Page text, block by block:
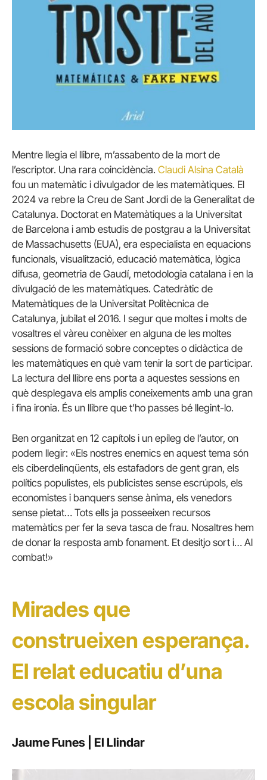
Mentre llegia el llibre, m’assabento de la mort de
l’escriptor. Una rara coincidència. Claudi Alsina Català
fou un matemàtic i divulgador de les matemàtiques. El
2024 va rebre la Creu de Sant Jordi de la Generalitat de
Catalunya. Doctorat en Matemàtiques a la Universitat
de Barcelona i amb estudis de postgrau a la Universitat
de Massachusetts (EUA), era especialista en equacions
funcionals, visualització, educació matemàtica, lògica
difusa, geometria de Gaudí, metodologia catalana i en la
divulgació de les matemàtiques. Catedràtic de
Matemàtiques de la Universitat Politècnica de
Catalunya, jubilat el 2016. I segur que moltes i molts de
vosaltres el vàreu conèixer en alguna de les moltes
sessions de formació sobre conceptes o didàctica de
les matemàtiques en què vam tenir la sort de participar.
La lectura del llibre ens porta a aquestes sessions en
què desplegava els amplis coneixements amb una gran
i fina ironia. És un llibre que t’ho passes bé llegint-lo.
Ben organitzat en 12 capítols i un epíleg de l’autor, on
podem llegir: «Els nostres enemics en aquest tema són
els ciberdelinqüents, els estafadors de gent gran, els
polítics populistes, els publicistes sense escrúpols, els
economistes i banquers sense ànima, els venedors
sense pietat… Tots ells ja posseeixen recursos
matemàtics per fer la seva tasca de frau. Nosaltres hem
de donar la resposta amb fonament. Et desitjo sort i… Al
combat!»
Mirades que
construeixen esperança.
El relat educatiu d’una
escola singular
Jaume Funes | El Llindar